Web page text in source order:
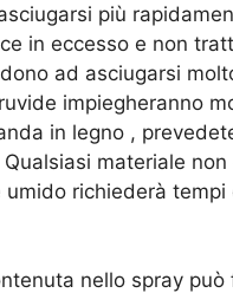
più
in eccesso e non
ad asciugarsi
impiegheranno
in legno ,
materiale
umido richiederà
nello spray